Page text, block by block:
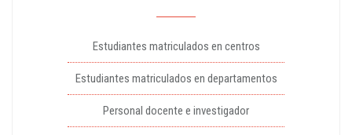
Estudiantes matriculados en centros
Estudiantes matriculados en departamentos
Personal docente e investigador